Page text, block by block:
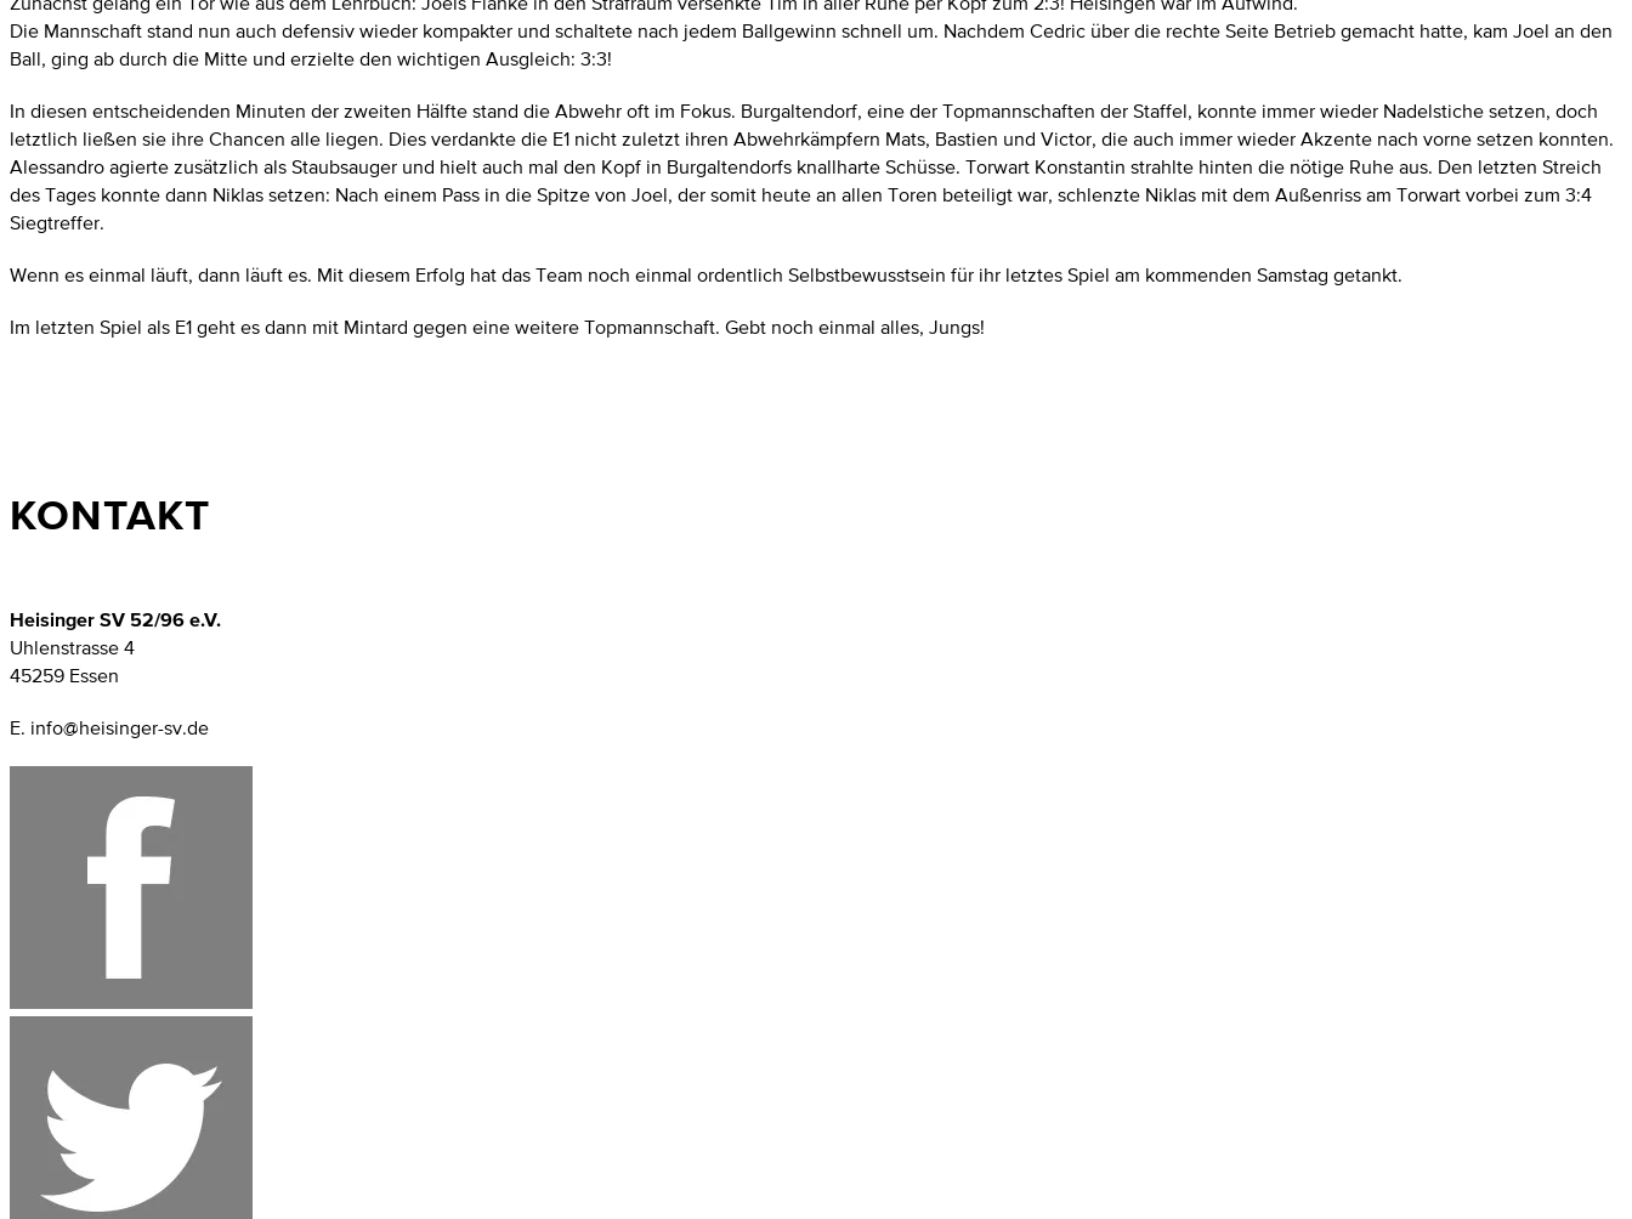
Die Mannschaft stand nun auch defensiv wieder kompakter und schaltete nach jedem Ballgewinn schnell um. Nachdem Cedric über die rechte Seite Betrieb gemacht hatte, kam Joel an den
Ball, ging ab durch die Mitte und erzielte den wichtigen Ausgleich: 3:3!
In diesen entscheidenden Minuten der zweiten Hälfte stand die Abwehr oft im Fokus. Burgaltendorf, eine der Topmannschaften der Staffel, konnte immer wieder Nadelstiche setzen, doch
letztlich ließen sie ihre Chancen alle liegen. Dies verdankte die E1 nicht zuletzt ihren Abwehrkämpfern Mats, Bastien und Victor, die auch immer wieder Akzente nach vorne setzen konnten.
Alessandro agierte zusätzlich als Staubsauger und hielt auch mal den Kopf in Burgaltendorfs knallharte Schüsse. Torwart Konstantin strahlte hinten die nötige Ruhe aus. Den letzten Streich
des Tages konnte dann Niklas setzen: Nach einem Pass in die Spitze von Joel, der somit heute an allen Toren beteiligt war, schlenzte Niklas mit dem Außenriss am Torwart vorbei zum 3:4
Siegtreffer.
Wenn es einmal läuft, dann läuft es. Mit diesem Erfolg hat das Team noch einmal ordentlich Selbstbewusstsein für ihr letztes Spiel am kommenden Samstag getankt.
Im letzten Spiel als E1 geht es dann mit Mintard gegen eine weitere Topmannschaft. Gebt noch einmal alles, Jungs!
KONTAKT
Heisinger SV 52/96 e.V.
Uhlenstrasse 4
45259 Essen
E. info@heisinger-sv.de